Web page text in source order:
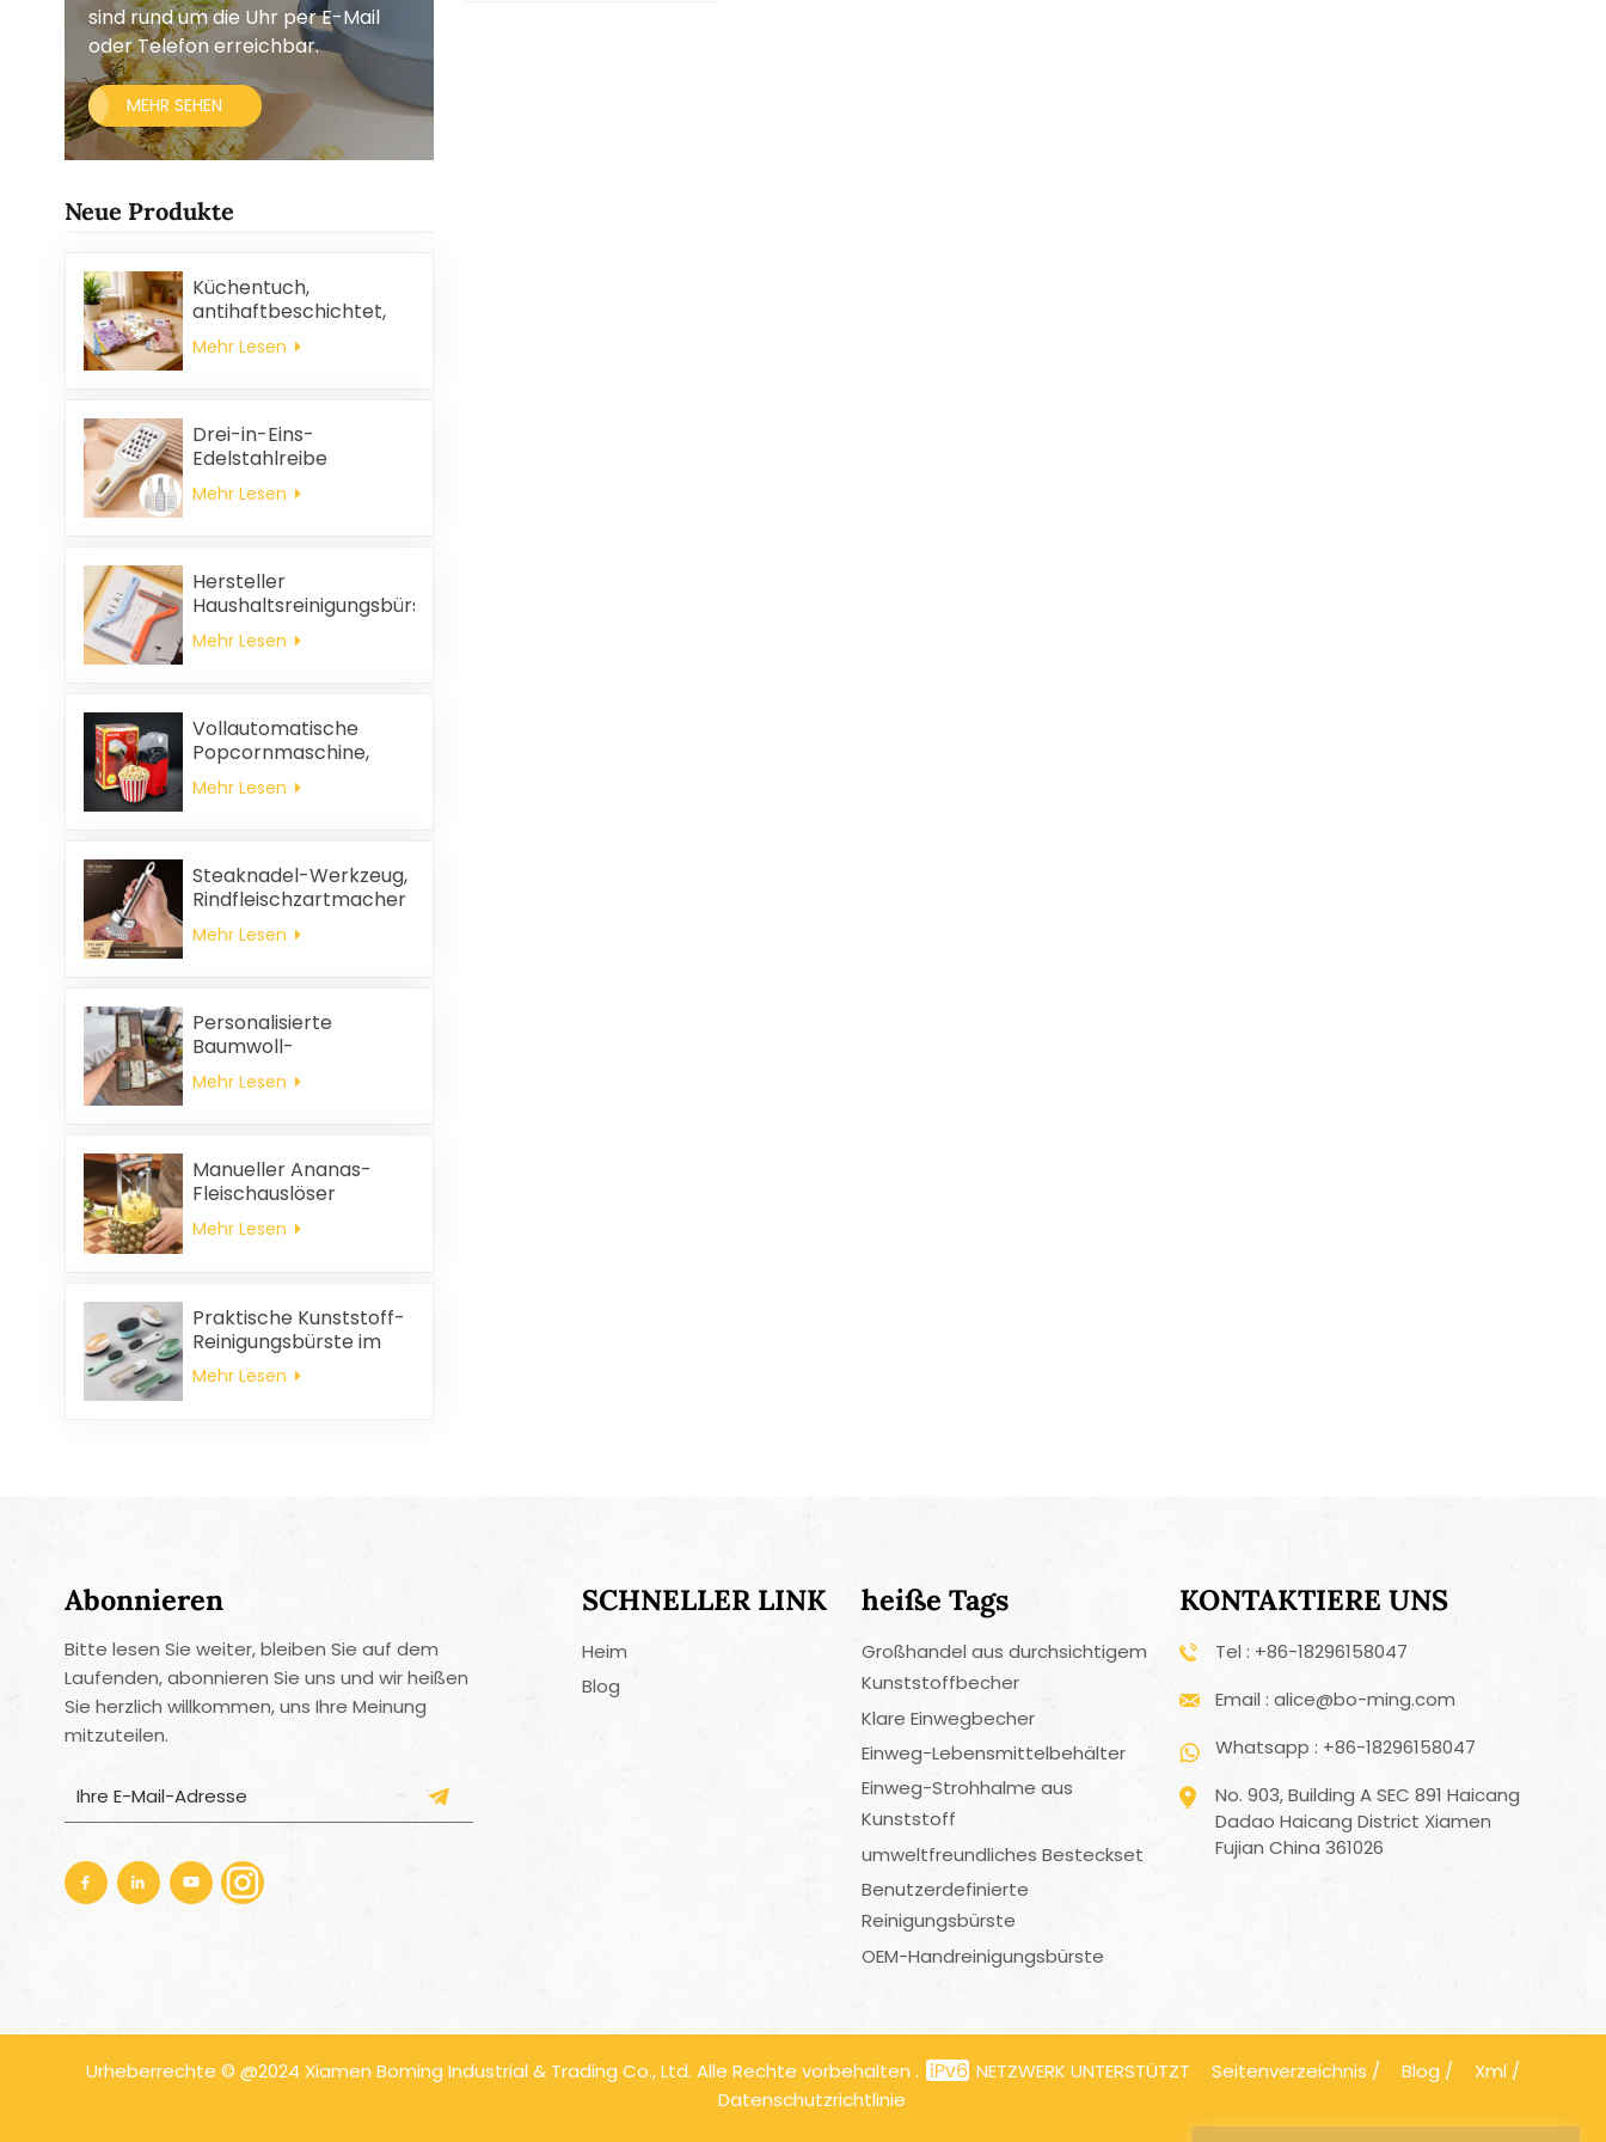
sind rund um die Uhr per E-Mail
oder Telefon erreichbar.
MEHR SEHEN
Neue Produkte
Küchentuch,
antihaftbeschichtet,
ölabweisend, leicht zu
reinigen, dick, bedruckt,
wiederverwendbar,
umweltfreundlich
Mehr Lesen
Drei-in-Eins-
Edelstahlreibe
Mehr Lesen
Hersteller
Haushaltsreinigungsbürste
aus Kunststoff Kleidung
statische
Mehr Lesen
Vollautomatische
Popcornmaschine,
tragbare
Popcornmaschine für
Mehr Lesen
Steaknadel-Werkzeug,
Rindfleischzartmacher
Mehr Lesen
Personalisierte
Baumwoll-
Hochzeitsgeschenke
und
Servietten und
Putzlappen-
Mehr Lesen
Manueller Ananas-
Fleischauslöser
Mehr Lesen
Praktische Kunststoff-
Reinigungsbürste im
Großhandel
Mehr Lesen
Abonnieren
Bitte lesen Sie weiter, bleiben Sie auf dem
Laufenden, abonnieren Sie uns und wir heißen
Sie herzlich willkommen, uns Ihre Meinung
mitzuteilen.
SCHNELLER LINK
Heim
Blog
heiße Tags
Großhandel aus durchsichtigem
Kunststoffbecher
Klare Einwegbecher
Einweg-Lebensmittelbehälter
Einweg-Strohhalme aus
Kunststoff
umweltfreundliches Besteckset
Benutzerdefinierte
Reinigungsbürste
OEM-Handreinigungsbürste
KONTAKTIERE UNS
Tel : +86-18296158047
Email : alice@bo-ming.com
Whatsapp : +86-18296158047
No. 903, Building A SEC 891 Haicang
Dadao Haicang District Xiamen
Fujian China 361026
Urheberrechte © @2024 Xiamen Boming Industrial & Trading Co., Ltd. Alle Rechte vorbehalten . NETZWERK UNTERSTÜTZT Seitenverzeichnis / Blog / Xml /
Datenschutzrichtlinie